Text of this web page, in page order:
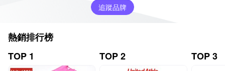
追蹤品牌
熱銷排行榜
TOP 1
TOP 2 TOP 3